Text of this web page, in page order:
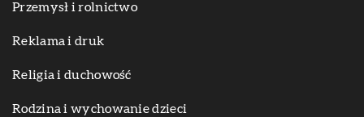
Przemysł i rolnictwo
Reklama i druk
Religia i duchowość
Rodzina i wychowanie dzieci